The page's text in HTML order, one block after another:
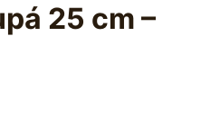
25 cm –